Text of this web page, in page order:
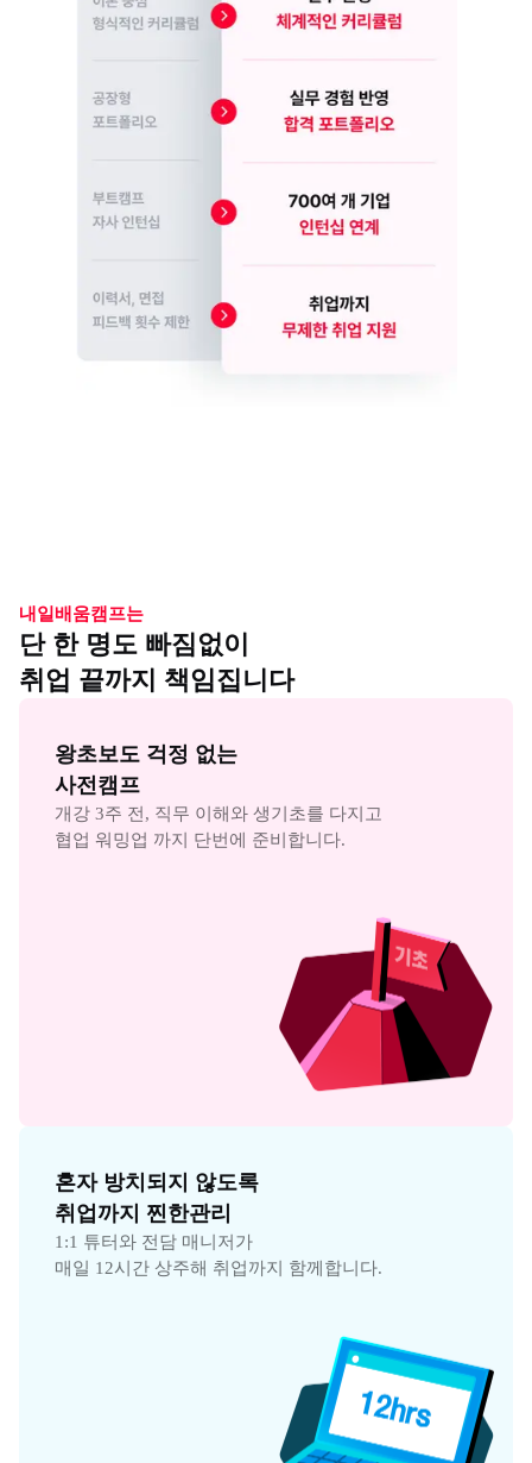
내일배움캠프는
단 한 명도 빠짐없이
취업 끝까지 책임집니다
왕초보도 걱정 없는
사전캠프
개강 3주 전, 직무 이해와 생기초를 다지고
협업 워밍업 까지 단번에 준비합니다.
혼자 방치되지 않도록
취업까지 찐한관리
1:1 튜터와 전담 매니저가
매일 12시간 상주해 취업까지 함께합니다.